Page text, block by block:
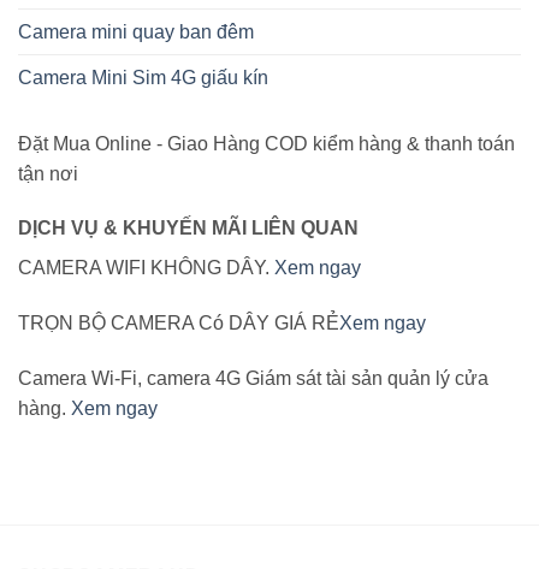
Camera mini quay ban đêm
Camera Mini Sim 4G giấu kín
Đặt Mua Online - Giao Hàng COD kiểm hàng & thanh toán
tận nơi
DỊCH VỤ & KHUYẾN MÃI LIÊN QUAN
CAMERA WIFI KHÔNG DÂY. Xem ngay
TRỌN BỘ CAMERA Có DÂY GIÁ RẺXem ngay
Camera Wi-Fi, camera 4G Giám sát tài sản quản lý cửa
hàng. Xem ngay